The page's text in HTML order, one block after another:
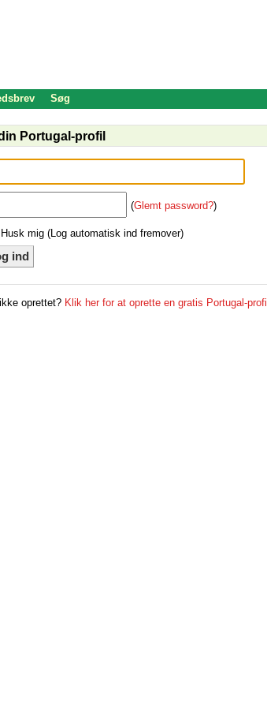
Søg
Portugal-profil
(Glemt password?)
Husk mig (Log automatisk ind fremover)
ind
oprettet? Klik her for at oprette en gratis Portugal-profil